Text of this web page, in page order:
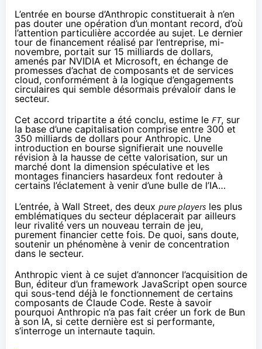
L’entrée en bourse d’Anthropic constituerait à n’en
pas douter une opération d’un montant record, d’où
l’attention particulière accordée au sujet. Le dernier
tour de financement réalisé par l’entreprise, mi-
novembre, portait sur 15 milliards de dollars,
amenés par NVIDIA et Microsoft, en échange de
promesses d’achat de composants et de services
cloud, conformément à la logique d’engagements
circulaires qui semble désormais prévaloir dans le
secteur.
Cet accord tripartite a été conclu, estime le FT, sur
la base d’une capitalisation comprise entre 300 et
350 milliards de dollars pour Anthropic. Une
introduction en bourse signifierait une nouvelle
révision à la hausse de cette valorisation, sur un
marché dont la dimension spéculative et les
montages financiers hasardeux font redouter à
certains l’éclatement à venir d’une bulle de l’IA…
L’entrée, à Wall Street, des deux pure players les plus
emblématiques du secteur déplacerait par ailleurs
leur rivalité vers un nouveau terrain de jeu,
purement financier cette fois. De quoi, sans doute,
soutenir un phénomène à venir de concentration
dans le secteur.
Anthropic vient à ce sujet d’annoncer l’acquisition de
Bun, éditeur d’un framework JavaScript open source
qui sous-tend déjà le fonctionnement de certains
composants de Claude Code. Reste à savoir
pourquoi Anthropic n’a pas fait créer un fork de Bun
à son IA, si cette dernière est si performante,
s’interroge un internaute taquin.